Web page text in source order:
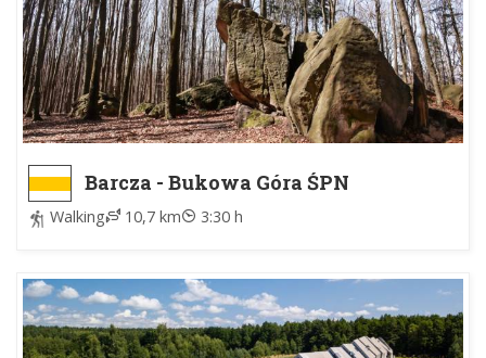
Barcza - Bukowa Góra ŚPN
Walking 10,7 km 3:30 h